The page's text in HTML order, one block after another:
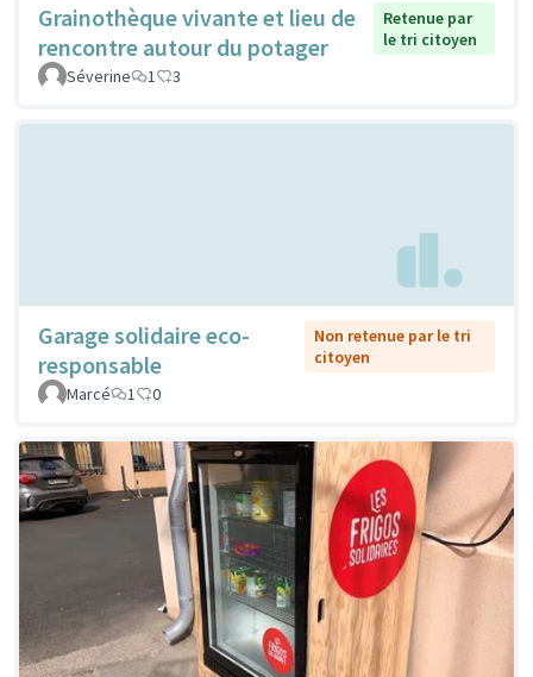
Grainothèque vivante et lieu de
rencontre autour du potager
Retenue par
le tri citoyen
Séverine
1 3
Garage solidaire eco-
responsable
Non retenue par le tri
citoyen
Marcé
1 0